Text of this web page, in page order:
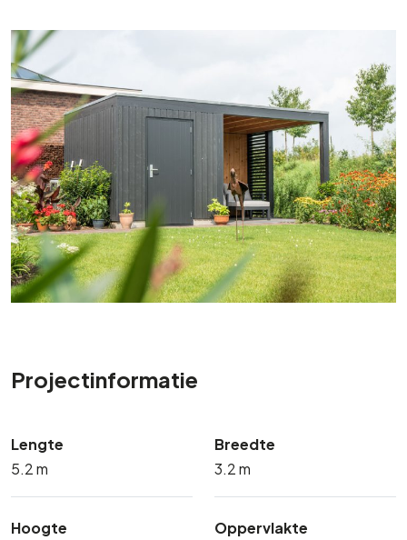
Projectinformatie
Lengte
5.2 m
Breedte
3.2 m
Hoogte
Oppervlakte